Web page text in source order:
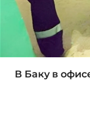
В Баку в